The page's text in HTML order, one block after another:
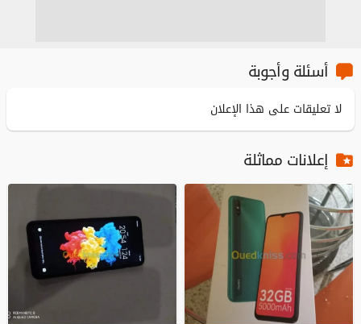
أسئلة وأجوبة
لا تعليقات على هذا الإعلان
إعلانات مماثلة